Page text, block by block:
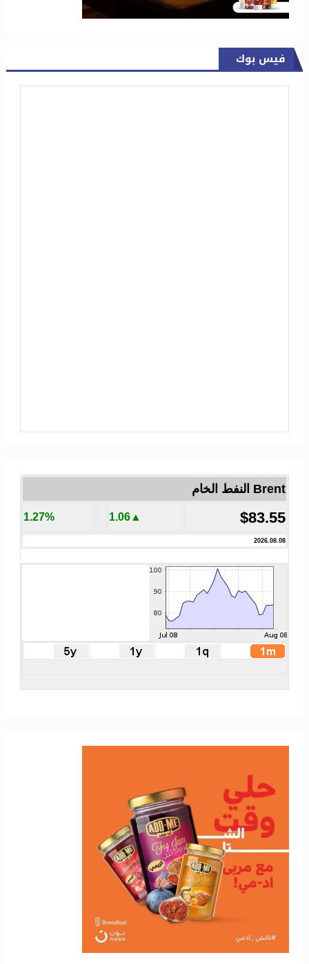
فيس بوك
Brent النفط الخام
$83.55
▲1.06
1.27%
2026.08.08